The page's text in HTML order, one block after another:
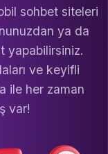
sohbet siteleri
ya da
yapabilirsiniz.
ve keyifli
ile her zaman
var!